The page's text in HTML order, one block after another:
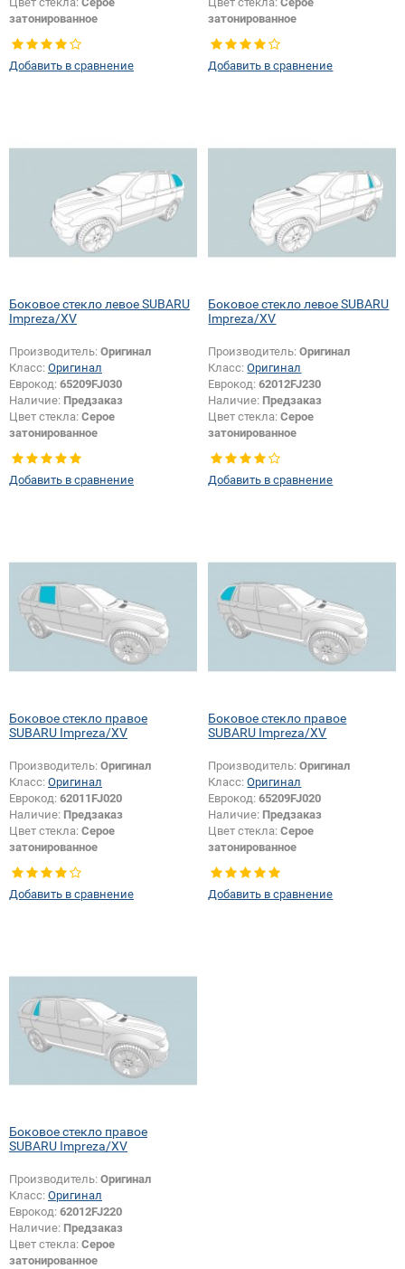
затонированное
Тип кузова: Внедорожник
Тип стекла:Боковое стекло левое
Добавить в сравнение
затонированное
Тип стекла:Боковое стекло левое
Добавить в сравнение
Боковое стекло левое SUBARU
Impreza/XV
Производитель: Оригинал
Класс: Оригинал
Еврокод: 65209FJ030
Наличие: Предзаказ
Цвет стекла: Серое
затонированное
Тип стекла: Боковое стекло левое
Добавить в сравнение
Боковое стекло левое SUBARU
Impreza/XV
Производитель:Оригинал
Класс:Оригинал
Еврокод:62012FJ230
Наличие: Предзаказ
Цвет стекла:Серое
затонированное
Тип стекла:Боковое стекло левое
Добавить в сравнение
Боковое стекло правое
SUBARU Impreza/XV
Производитель: Оригинал
Класс: Оригинал
Еврокод: 62011FJ020
Наличие: Предзаказ
Цвет стекла: Серое
затонированное
правое
Добавить в сравнение
Боковое стекло правое
SUBARU Impreza/XV
Производитель:Оригинал
Класс:Оригинал
Еврокод:65209FJ020
Наличие: Предзаказ
Цвет стекла:Серое
затонированное
правое
Добавить в сравнение
Боковое стекло правое
SUBARU Impreza/XV
Производитель: Оригинал
Класс: Оригинал
Еврокод: 62012FJ220
Наличие: Предзаказ
Цвет стекла: Серое
затонированное